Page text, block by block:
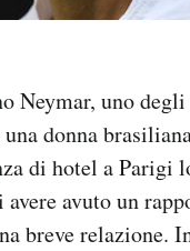
Neymar, uno
donna
di hotel a Parigi
avere avuto un
breve relazione.